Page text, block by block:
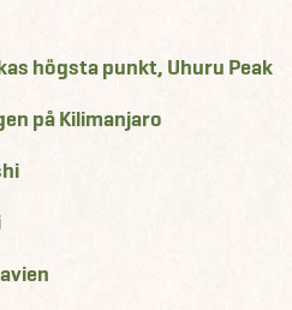
Zanzibar?
Kombinera bestigningen av
nationalparker. Du väljer
en resa till
passar dig bäst.
högsta punkt, Uhuru Peak
på Kilimanjaro